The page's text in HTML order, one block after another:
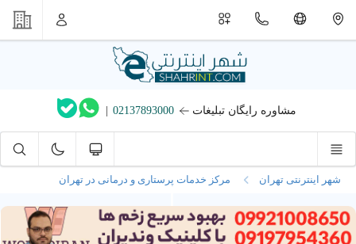
مشاوره رایگان تبلیغات 02137893000
|
شهر اینترنتی تهران مرکز خدمات پرستاری و درمانی در تهران